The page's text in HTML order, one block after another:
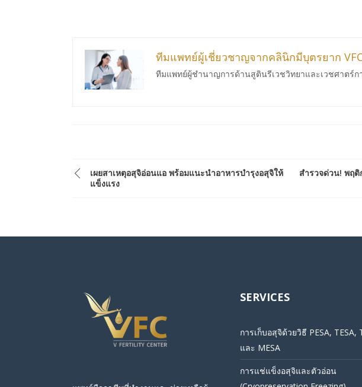
ทีมแพทย์ผู้เชี่ยวชาญจากคลินิกมีบุตรยาก
ทีมแพทย์ผู้ชำนาญการด้านสูตินรีเวชวิทยาและเวชศาตร์ก
เผยสาเหตุอสุจิอ่อนแอ พร้อมแนะนำอาหารบำรุงอสุจิให้
แข็งแรง
สำรวจด่วน! พฤ
SERVICES
การเก็บอสุจิด้วยวิธี PESA, TESA,
และ MESA
การแช่แข็งอสุจิและตัวอ่อน